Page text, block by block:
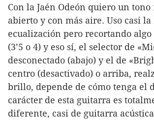
Con la Jaén Odeón quiero un tono
abierto y con más aire. Uso casi
ecualización pero recortando algo
(3’5 o 4) y eso sí, el selector de
desconectado (abajo) y el de
centro (desactivado) o arriba,
brillo, depende de cómo tenga el
carácter de esta guitarra es
diferente, casi de guitarra